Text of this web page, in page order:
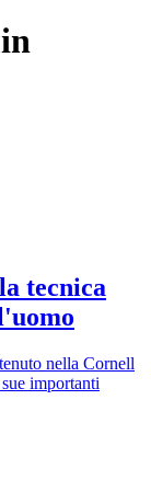
tecnica
nella Cornell
importanti